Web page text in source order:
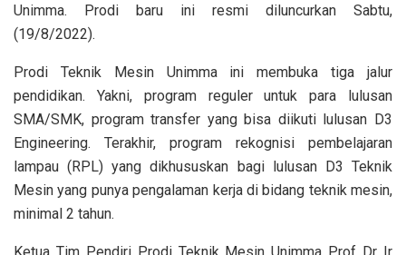
Unimma. Prodi baru ini resmi diluncurkan Sabtu,
(19/8/2022).
Prodi Teknik Mesin Unimma ini membuka tiga jalur
pendidikan. Yakni, program reguler untuk para lulusan
SMA/SMK, program transfer yang bisa diikuti lulusan D3
Engineering. Terakhir, program rekognisi pembelajaran
lampau (RPL) yang dikhususkan bagi lulusan D3 Teknik
Mesin yang punya pengalaman kerja di bidang teknik mesin,
minimal 2 tahun.